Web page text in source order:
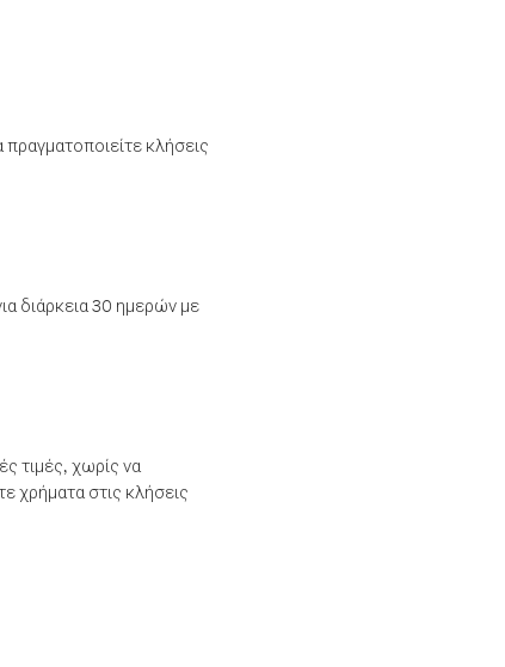
κλήσεις
διάρκεια 30 ημερών με
τιμές, χωρίς να
χρήματα στις κλήσεις